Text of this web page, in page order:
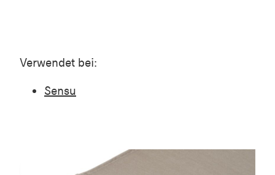
Verwendet bei:
Sensu